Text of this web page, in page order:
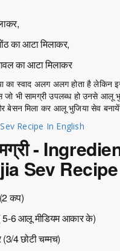
का आटा मिलाकर,
का आटा मिलाकर
स्वाद अलग अलग होता है लेकिन
भी सामग्री उपलब्ध हो उनसे आलू
मिला कर आलू भुजिया सेव
Recipe In English
-
Sev Recipe
कप)
5-6 आलू मीडियम आकार के)
4 छोटी चम्मच)